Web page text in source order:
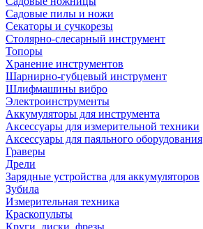
Садовые пилы и ножи
Секаторы и сучкорезы
Столярно-слесарный инструмент
Топоры
Хранение инструментов
Шарнирно-губцевый инструмент
Шлифмашины вибро
Электроинструменты
Аккумуляторы для инструмента
Аксессуары для измерительной техники
Аксессуары для паяльного оборудования
Граверы
Дрели
Зарядные устройства для аккумуляторов
Зубила
Измерительная техника
Краскопульты
Круги, диски, фрезы